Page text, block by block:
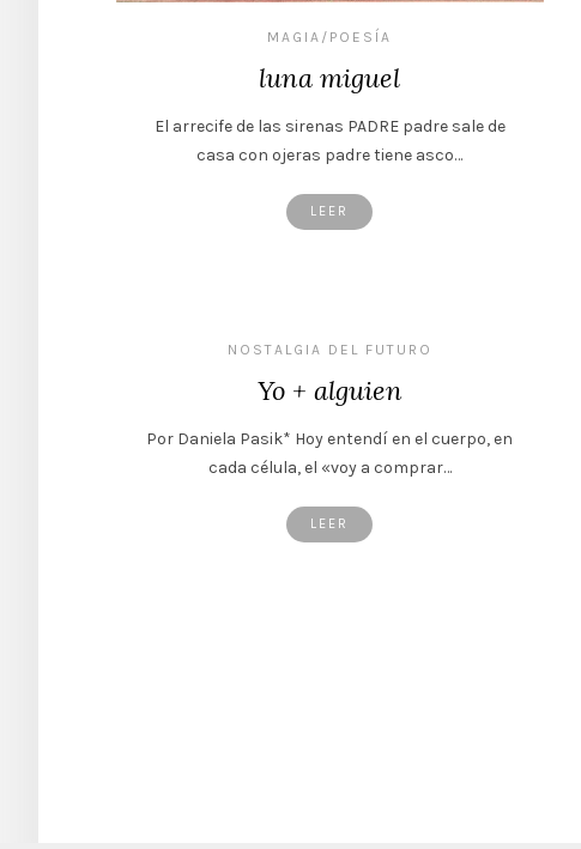
MAGIA/POESÍA
luna miguel
El arrecife de las sirenas PADRE padre sale de
casa con ojeras padre tiene asco…
LEER
NOSTALGIA DEL FUTURO
Yo + alguien
Por Daniela Pasik* Hoy entendí en el cuerpo, en
cada célula, el «voy a comprar…
LEER